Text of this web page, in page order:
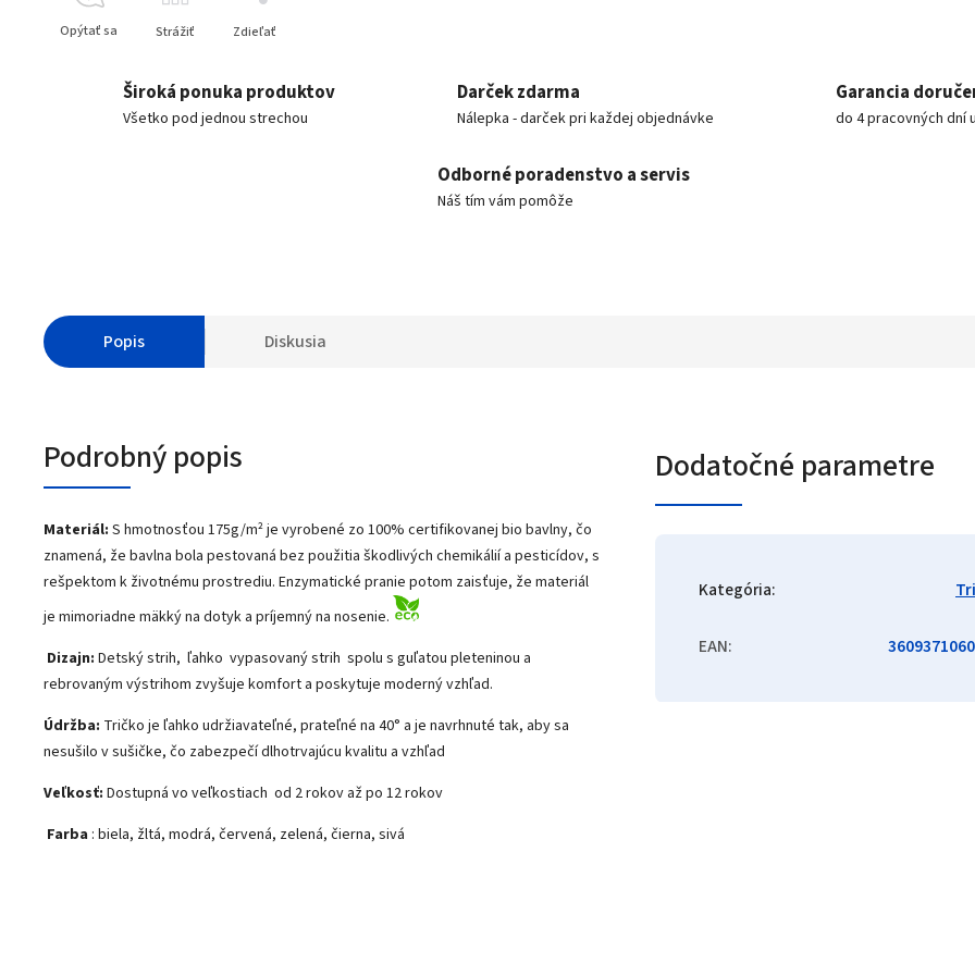
Opýtať sa Strážiť Zdieľať
Široká ponuka produktov
Všetko pod jednou strechou
Darček zdarma
Nálepka - darček pri každej objednávke
Garancia
do 4 pracovných dní
Odborné poradenstvo a servis
Náš tím vám pomôže
Popis Diskusia
Podrobný popis
Materiál: S hmotnosťou 175g/m² je vyrobené zo 100% certifikovanej bio bavlny, čo
znamená, že bavlna bola pestovaná bez použitia škodlivých chemikálií a pesticídov, s
rešpektom k životnému prostrediu. Enzymatické pranie potom zaisťuje, že materiál
je mimoriadne mäkký na dotyk a príjemný na nosenie.
Dizajn: Detský strih, ľahko vypasovaný strih spolu s guľatou pleteninou a
rebrovaným výstrihom zvyšuje komfort a poskytuje moderný vzhľad.
Údržba: Tričko je ľahko udržiavateľné, prateľné na 40° a je navrhnuté tak, aby sa
nesušilo v sušičke, čo zabezpečí dlhotrvajúcu kvalitu a vzhľad
Veľkosť: Dostupná vo veľkostiach od 2 rokov až po 12 rokov
Farba : biela, žltá, modrá, červená, zelená, čierna, sivá
Dodatočné parametre
Kategória:
EAN: